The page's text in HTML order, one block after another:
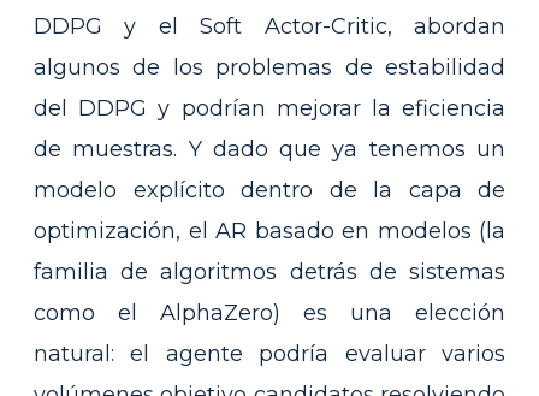
DDPG y el Soft Actor-Critic, abordan
algunos de los problemas de estabilidad
del DDPG y podrían mejorar la eficiencia
de muestras. Y dado que ya tenemos un
modelo explícito dentro de la capa de
optimización, el AR basado en modelos (la
familia de algoritmos detrás de sistemas
como el AlphaZero) es una elección
natural: el agente podría evaluar varios